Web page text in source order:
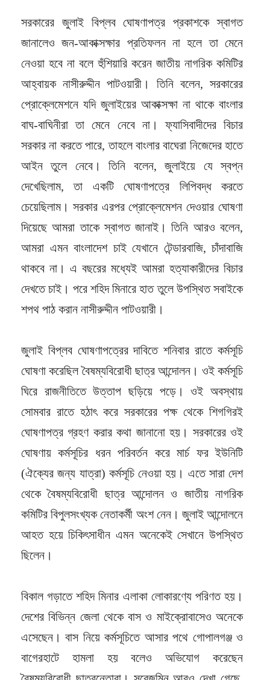
সরকারের জুলাই বিপ্লব ঘোষণাপত্র প্রকাশকে স্বাগত
জানালেও জন-আকাক্সক্ষার প্রতিফলন না হলে তা মেনে
নেওয়া হবে না বলে হুঁশিয়ারি করেন জাতীয় নাগরিক কমিটির
আহ্বায়ক নাসীরুদ্দীন পাটওয়ারী। তিনি বলেন, সরকারের
প্রোক্লেমেশনে যদি জুলাইয়ের আকাক্সক্ষা না থাকে বাংলার
বাঘ-বাঘিনীরা তা মেনে নেবে না। ফ্যাসিবাদীদের বিচার
সরকার না করতে পারে, তাহলে বাংলার বাঘেরা নিজেদের হাতে
আইন তুলে নেবে। তিনি বলেন, জুলাইয়ে যে স্বপ্ন
দেখেছিলাম, তা একটি ঘোষণাপত্রে লিপিবদ্ধ করতে
চেয়েছিলাম। সরকার এরপর প্রোক্লেমেশন দেওয়ার ঘোষণা
দিয়েছে আমরা তাকে স্বাগত জানাই। তিনি আরও বলেন,
আমরা এমন বাংলাদেশ চাই যেখানে টেন্ডারবাজি, চাঁদাবাজি
থাকবে না। এ বছরের মধ্যেই আমরা হত্যাকারীদের বিচার
দেখতে চাই। পরে শহিদ মিনারে হাত তুলে উপস্থিত সবাইকে
শপথ পাঠ করান নাসীরুদ্দীন পাটওয়ারী।
জুলাই বিপ্লব ঘোষণাপত্রের দাবিতে শনিবার রাতে কর্মসূচি
ঘোষণা করেছিল বৈষম্যবিরোধী ছাত্র আন্দোলন। ওই কর্মসূচি
ঘিরে রাজনীতিতে উত্তাপ ছড়িয়ে পড়ে। ওই অবস্থায়
সোমবার রাতে হঠাৎ করে সরকারের পক্ষ থেকে শিগগিরই
ঘোষণাপত্র গ্রহণ করার কথা জানানো হয়। সরকারের ওই
ঘোষণায় কর্মসূচির ধরন পরিবর্তন করে মার্চ ফর ইউনিটি
(ঐক্যের জন্য যাত্রা) কর্মসূচি নেওয়া হয়। এতে সারা দেশ
থেকে বৈষম্যবিরোধী ছাত্র আন্দোলন ও জাতীয় নাগরিক
কমিটির বিপুলসংখ্যক নেতাকর্মী অংশ নেন। জুলাই আন্দোলনে
আহত হয়ে চিকিৎসাধীন এমন অনেকেই সেখানে উপস্থিত
ছিলেন।
বিকাল গড়াতে শহিদ মিনার এলাকা লোকারণ্যে পরিণত হয়।
দেশের বিভিন্ন জেলা থেকে বাস ও মাইক্রোবাসেও অনেকে
এসেছেন। বাস নিয়ে কর্মসূচিতে আসার পথে গোপালগঞ্জ ও
বাগেরহাটে হামলা হয় বলেও অভিযোগ করেছেন